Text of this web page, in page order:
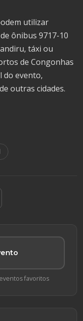
utilizar
ônibus 9717-10
táxi ou
de Congonhas
do evento,
outras cidades.
favoritos